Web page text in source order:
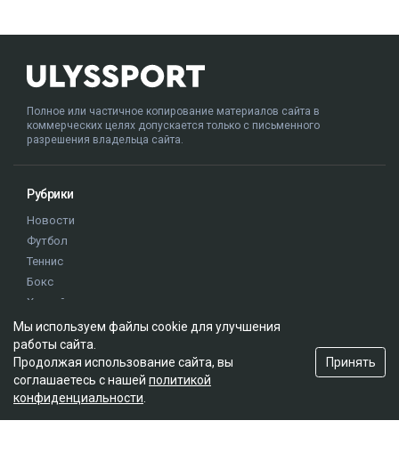
Полное или частичное копирование материалов сайта в
коммерческих целях допускается только с письменного
разрешения владельца сайта.
Рубрики
Новости
Футбол
Теннис
Бокс
Хоккей
Единоборства
Истории
Олимпиада
Мы используем файлы cookie для улучшения
работы сайта.
Продолжая использование сайта, вы
соглашаетесь с нашей политикой
конфиденциальности
Принять